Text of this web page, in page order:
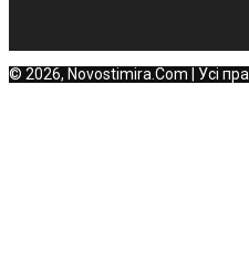
© 2026, Novostimira.Com | Усі